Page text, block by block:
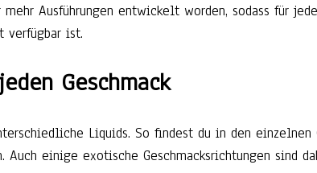
Ausführungen entwickelt worden, sodass für
verfügbar ist.
Geschmack
Liquids. So findest du in den einzelnen
Auch einige exotische Geschmacksrichtungen sind